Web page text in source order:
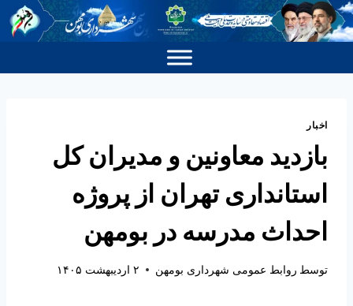
اخبار
بازدید معاونین و مدیران کل
استانداری تهران از پروژه
احداث مدرسه در بومهن
توسط روابط عمومی شهرداری بومهن ۲ اردیبهشت ۱۴۰۵